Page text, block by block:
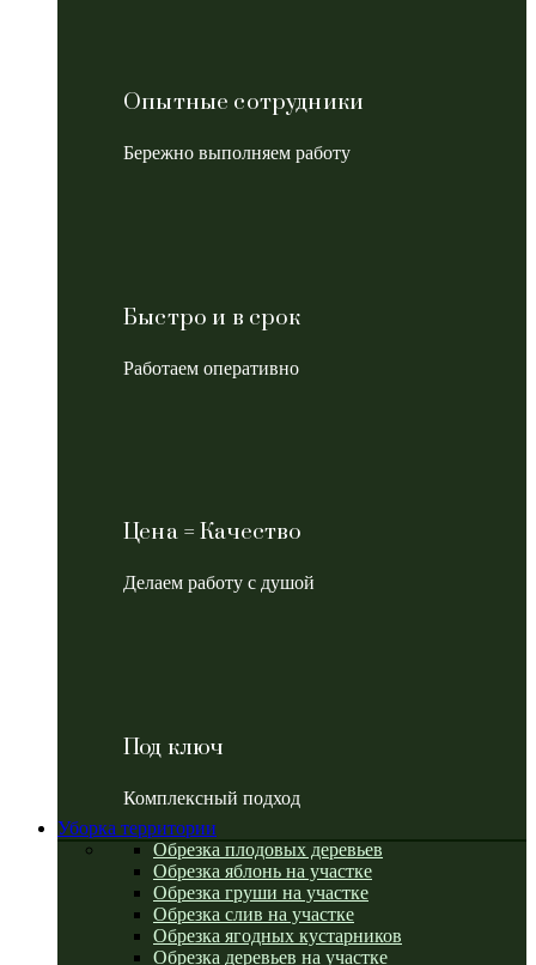
Опытные сотрудники
Бережно выполняем работу
Быстро и в срок
Работаем оперативно
Цена = Качество
Делаем работу с душой
Под ключ
Комплексный подход
Уборка территории
Обрезка плодовых деревьев
Обрезка яблонь на участке
Обрезка груши на участке
Обрезка слив на участке
Обрезка ягодных кустарников
Обрезка деревьев на участке